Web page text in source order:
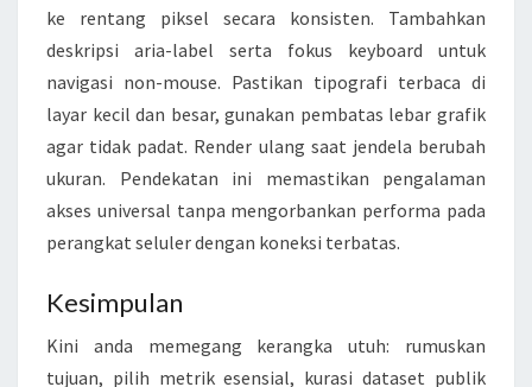
ke rentang piksel secara konsisten. Tambahkan
deskripsi aria-label serta fokus keyboard untuk
navigasi non-mouse. Pastikan tipografi terbaca di
layar kecil dan besar, gunakan pembatas lebar grafik
agar tidak padat. Render ulang saat jendela berubah
ukuran. Pendekatan ini memastikan pengalaman
akses universal tanpa mengorbankan performa pada
perangkat seluler dengan koneksi terbatas.
Kesimpulan
Kini anda memegang kerangka utuh: rumuskan
tujuan, pilih metrik esensial, kurasi dataset publik